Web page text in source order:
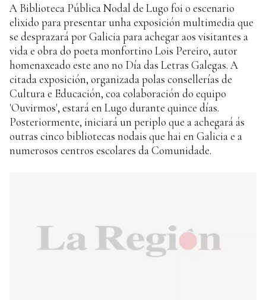
A Biblioteca Pública Nodal de Lugo foi o escenario
elixido para presentar unha exposición multimedia que
se desprazará por Galicia para achegar aos visitantes a
vida e obra do poeta monfortino Lois Pereiro, autor
homenaxeado este ano no Día das Letras Galegas. A
citada exposición, organizada polas consellerías de
Cultura e Educación, coa colaboración do equipo
'Ouvirmos', estará en Lugo durante quince días.
Posteriormente, iniciará un periplo que a achegará ás
outras cinco bibliotecas nodais que hai en Galicia e a
numerosos centros escolares da Comunidade.